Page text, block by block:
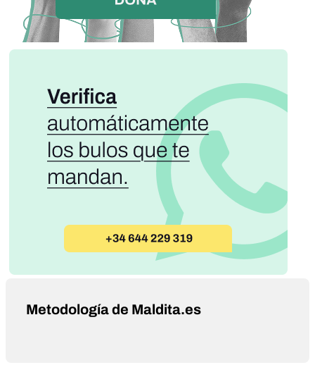
Metodología de Maldita.es